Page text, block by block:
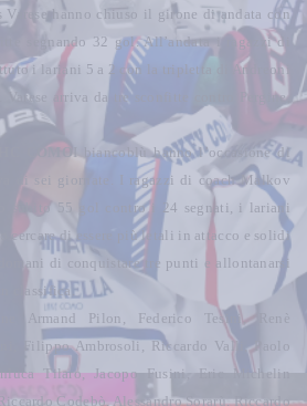
Varese hanno chiuso il girone di andata con
segnando 32 gol. All’andata i ragazzi di
i lariani 5 a 2 con la tripletta di Andreoni
arriva da tre sconfitte contro Pergine,
COMOI biancoblù hanno l’occasione di
di sei giornate. I ragazzi di coach Malkov
subito 55 gol contro i 24 segnati, i lariani
cercare di essere più letali in attacco e solidi
di conquistare tre punti e allontanarsi
classifica.
Armand Pilon, Federico Tesini, Renè
Filippo Ambrosoli, Riccardo Valli, Paolo
Tilaro, Jacopo Fusini, Eric Michelin
Codebò, Alessandro Sorarù, Riccardo